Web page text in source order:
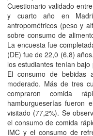
Cuestionario validado
y cuarto año en
antropométricos (peso y
sobre consumo de
La encuesta fue
(DE) fue de 22,0 (6,8)
los estudiantes tenían
El consumo de bebidas
moderado. Más de tres
compraron comida
hamburgueserías fueron
visitado (77,2%). Se
el consumo de comida
IMC y el consumo de